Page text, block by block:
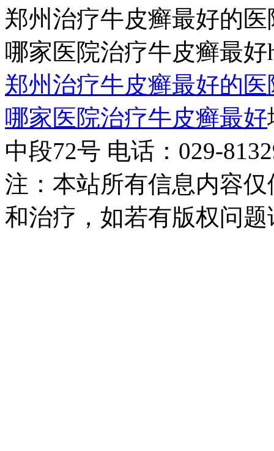
郑州治疗牛皮癣最好的
哪家医院治疗牛皮癣最好
郑州治疗牛皮癣最好的
哪家医院治疗牛皮癣最好
中段72号 电话：029-
注：本站所有信息内容
和治疗，如若有版权问